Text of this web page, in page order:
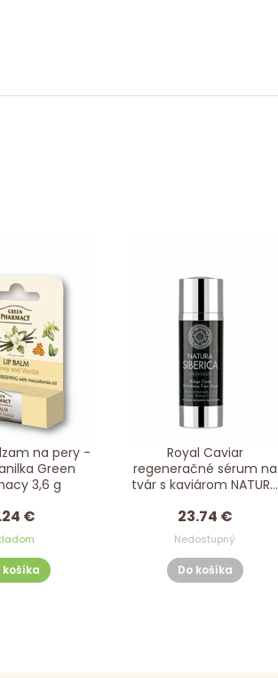
na pery -
Green
3,6 g
€
košíka
Royal Caviar
regeneračné sérum na
tvár s kaviárom NATURA
23.74 €
Nedostupný
Do košíka